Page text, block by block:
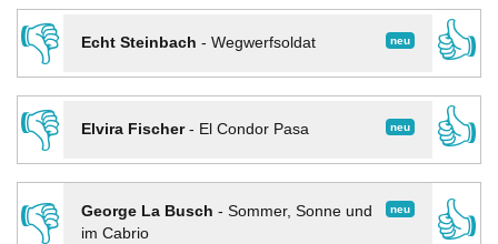
👎
neu
Echt Steinbach - Wegwerfsoldat
👍
👎
neu
Elvira Fischer- El Condor Pasa
👍
👎
neu
George La Busch - Sommer, Sonne und
im Cabrio
👍